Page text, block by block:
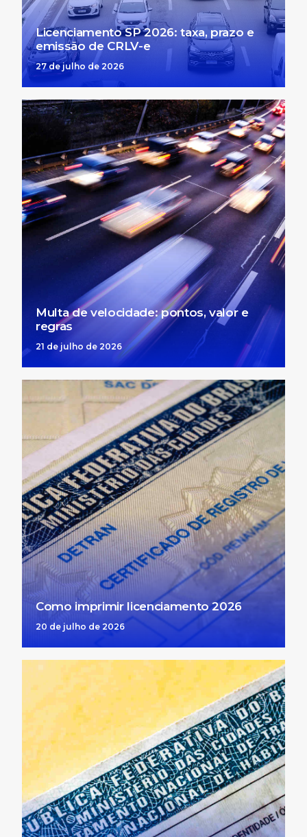
Licenciamento SP 2026: taxa, prazo e
emissão de CRLV-e
27 de julho de 2026
Multa de velocidade: pontos, valor e
regras
21 de julho de 2026
Como imprimir licenciamento 2026
20 de julho de 2026